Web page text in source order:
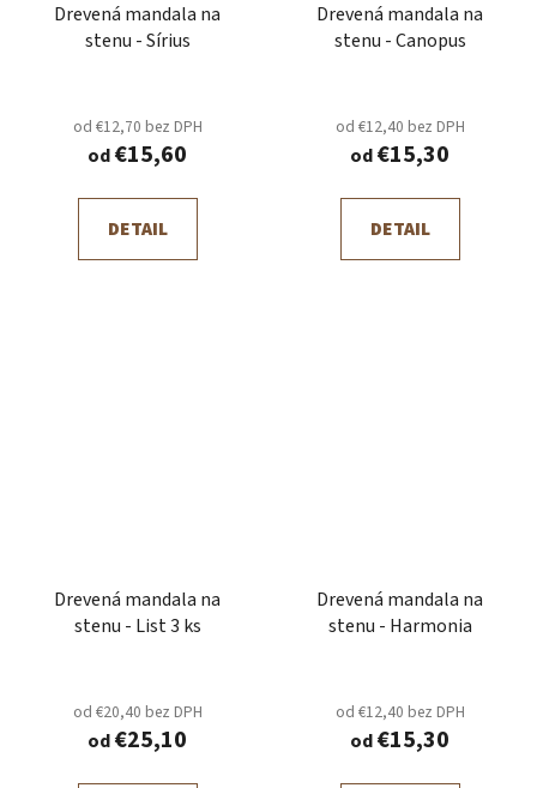
Drevená mandala na
stenu - Sírius
od €12,70 bez DPH
od€15,60
DETAIL
Drevená mandala na
stenu - Canopus
od €12,40 bez DPH
od€15,30
DETAIL
Drevená mandala na
stenu - List 3 ks
od €20,40 bez DPH
od€25,10
Drevená mandala na
stenu - Harmonia
od €12,40 bez DPH
od€15,30